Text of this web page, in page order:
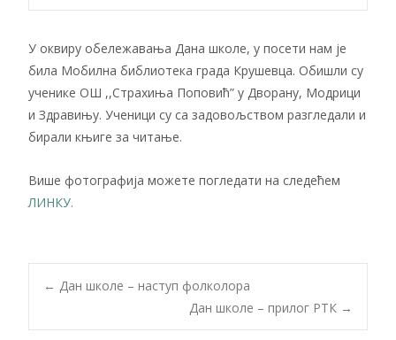
У оквиру обележавања Дана школе, у посети нам је
била Мобилна библиотека града Крушевца. Обишли су
ученике ОШ ,,Страхиња Поповић” у Дворану, Модрици
и Здравињу. Ученици су са задовољством разгледали и
бирали књиге за читање.
Више фотографија можете погледати на следећем
ЛИНКУ.
Post
← Дан школе – наступ фолколора
Дан школе – прилог РТК →